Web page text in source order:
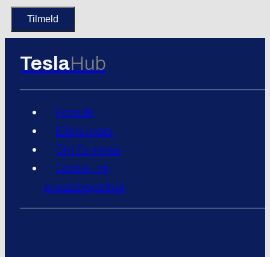
TeslaHub
Forside
Elbils index
Om Ev-news
Cookie- og
privatlivspolitik